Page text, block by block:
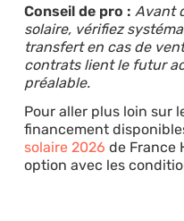
Conseil de pro : Avant
solaire, vérifiez
transfert en cas de
contrats lient le futur
préalable.
Pour aller plus loin sur
financement
solaire 2026 de France
option avec les